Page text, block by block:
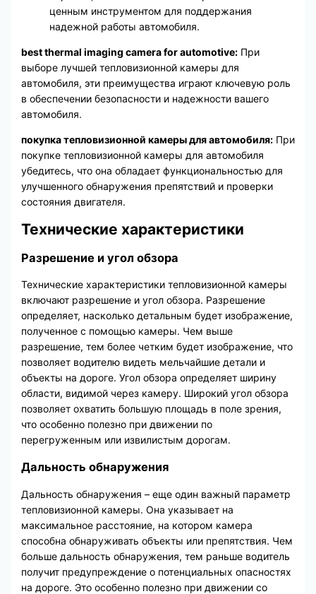
ценным инструментом для поддержания
надежной работы автомобиля.
best thermal imaging camera for automotive:При
выборе лучшей тепловизионной камеры для
автомобиля, эти преимущества играют ключевую роль
в обеспечении безопасности и надежности вашего
автомобиля.
покупка тепловизионной камеры для автомобиля:При
покупке тепловизионной камеры для автомобиля
убедитесь, что она обладает функциональностью для
улучшенного обнаружения препятствий и проверки
состояния двигателя.
Технические характеристики
Разрешение и угол обзора
Технические характеристики тепловизионной камеры
включают разрешение и угол обзора. Разрешение
определяет, насколько детальным будет изображение,
полученное с помощью камеры. Чем выше
разрешение, тем более четким будет изображение, что
позволяет водителю видеть мельчайшие детали и
объекты на дороге. Угол обзора определяет ширину
области, видимой через камеру. Широкий угол обзора
позволяет охватить большую площадь в поле зрения,
что особенно полезно при движении по
перегруженным или извилистым дорогам.
Дальность обнаружения
Дальность обнаружения – еще один важный параметр
тепловизионной камеры. Она указывает на
максимальное расстояние, на котором камера
способна обнаруживать объекты или препятствия. Чем
больше дальность обнаружения, тем раньше водитель
получит предупреждение о потенциальных опасностях
на дороге. Это особенно полезно при движении со